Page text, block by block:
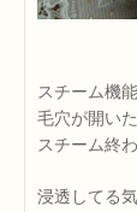
スチーム機
毛穴が開い
スチーム終
浸透してる